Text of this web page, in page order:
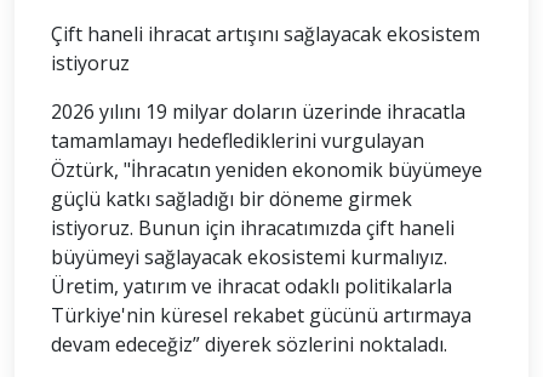
Çift haneli ihracat artışını sağlayacak ekosistem
istiyoruz
2026 yılını 19 milyar doların üzerinde ihracatla
tamamlamayı hedeflediklerini vurgulayan
Öztürk, "İhracatın yeniden ekonomik büyümeye
güçlü katkı sağladığı bir döneme girmek
istiyoruz. Bunun için ihracatımızda çift haneli
büyümeyi sağlayacak ekosistemi kurmalıyız.
Üretim, yatırım ve ihracat odaklı politikalarla
Türkiye'nin küresel rekabet gücünü artırmaya
devam edeceğiz” diyerek sözlerini noktaladı.